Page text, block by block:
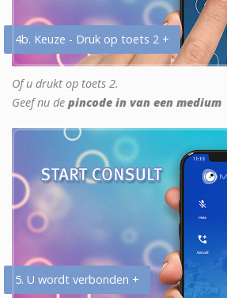
4b. Keuze - Druk op toets 2 +
Of u drukt op toets 2.
Geef nu de pincode in van een medium
5. U wordt verbonden +